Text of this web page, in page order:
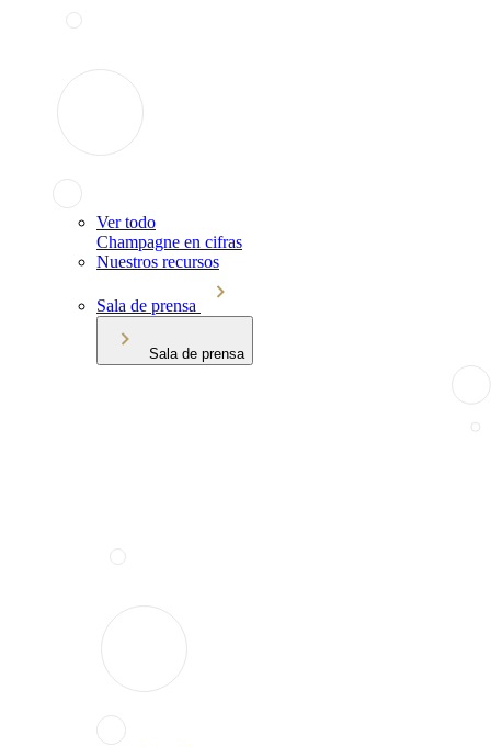
Ver todo
Champagne en cifras
Nuestros recursos
Sala de prensa
Sala de prensa